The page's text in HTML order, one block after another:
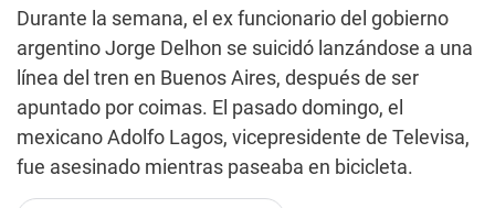
Durante la semana, el ex funcionario del gobierno
argentino Jorge Delhon se suicidó lanzándose a una
línea del tren en Buenos Aires, después de ser
apuntado por coimas. El pasado domingo, el
mexicano Adolfo Lagos, vicepresidente de Televisa,
fue asesinado mientras paseaba en bicicleta.